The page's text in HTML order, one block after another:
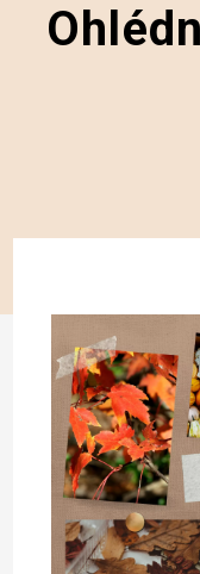
TÉMATA PŘEDNÁŠEK